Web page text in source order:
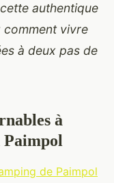
authentique
vivre
à deux pas de
à
de Paimpol